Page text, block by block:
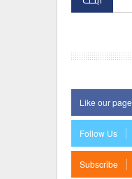
Like our page
Follow Us
Subscribe